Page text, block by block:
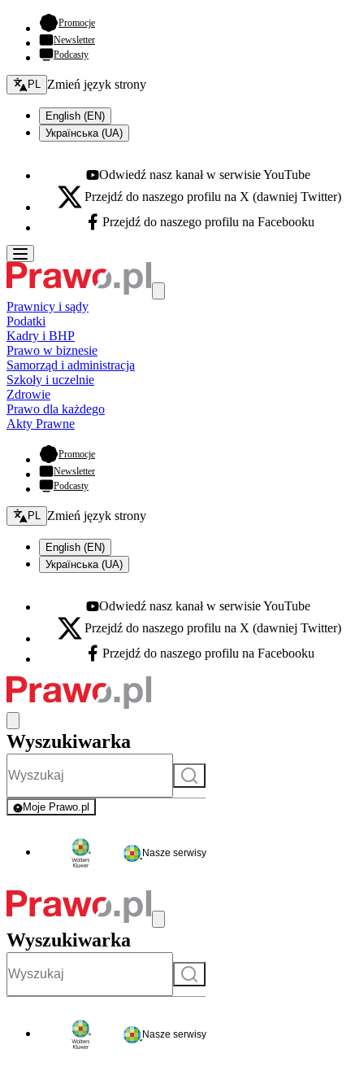
Promocje- otwiera się w nowej karcie
Newsletter
Podcasty
Zmień język - bieżący:
PL Zmień język strony
English (EN)
Українська (UA)
Youtube - otwiera się w nowej karcie
Odwiedź nasz kanał w serwisie YouTube
X - otwiera się w nowej karcie
Przejdź do naszego profilu na X (dawniej Twitter)
Facebook - otwiera się w nowej karcie
Przejdź do naszego profilu na Facebooku
Prawnicy i sądy
Podatki
Kadry i BHP
Prawo w biznesie
Samorząd i administracja
Szkoły i uczelnie
Zdrowie
Prawo dla każdego
Akty Prawne
Promocje- otwiera się w nowej karcie
Newsletter
Podcasty
Zmień język - bieżący:
PL Zmień język strony
English (EN)
Українська (UA)
Youtube - otwiera się w nowej karcie
Odwiedź nasz kanał w serwisie YouTube
X - otwiera się w nowej karcie
Przejdź do naszego profilu na X (dawniej Twitter)
Facebook - otwiera się w nowej karcie
Przejdź do naszego profilu na Facebooku
Wyszukiwarka
Szukaj
Moje Prawo.pl
- rejestracja i logowanie do serwisu
Nasze serwisy
Wyszukiwarka
Szukaj
Nasze serwisy